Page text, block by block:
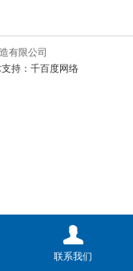
有限公司
持：千百度网络
联系我们